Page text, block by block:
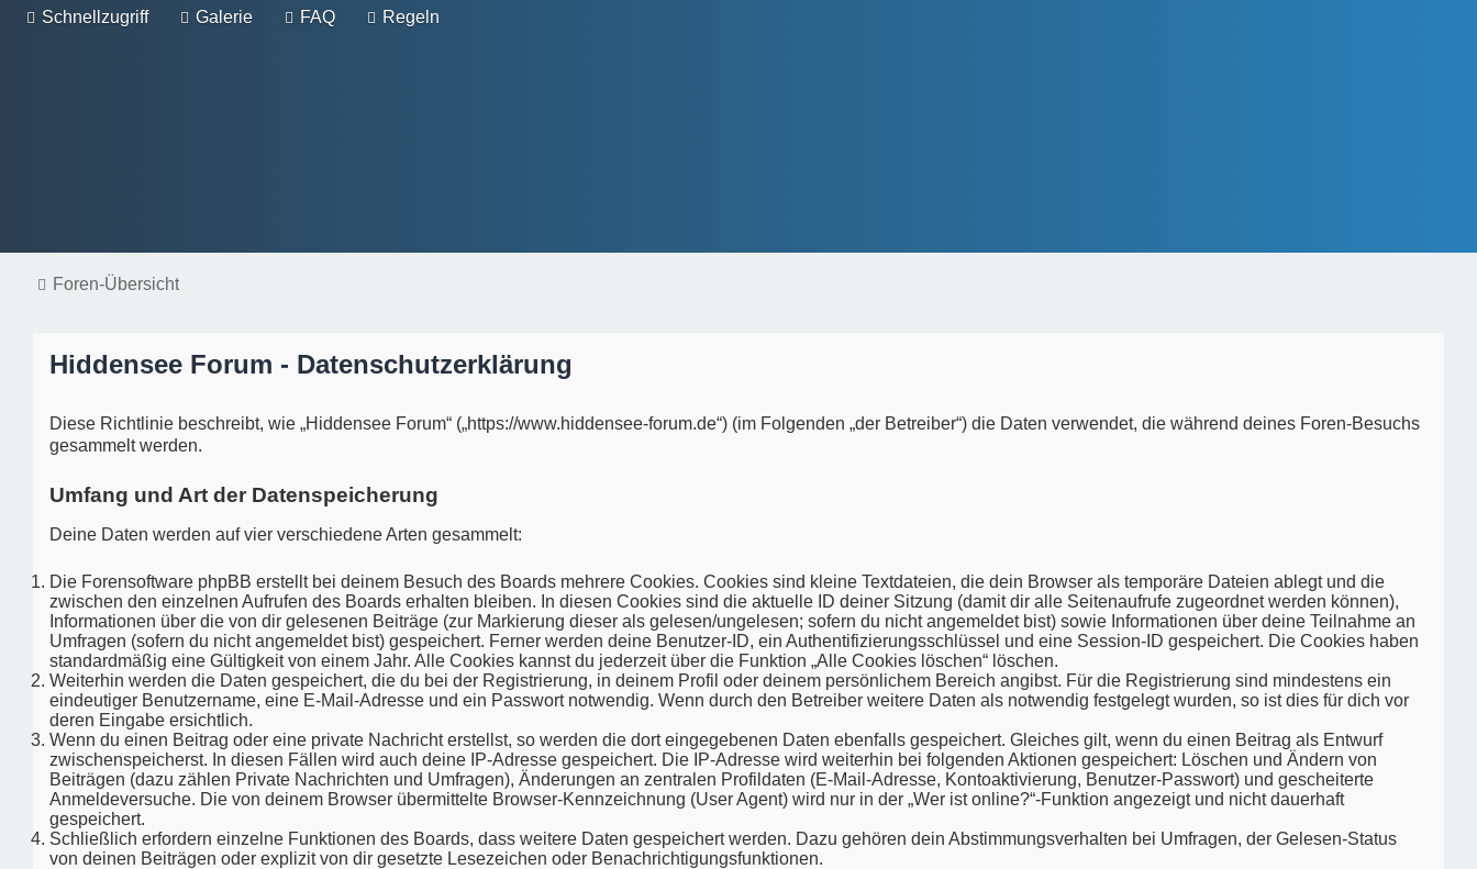
Schnellzugriff Galerie FAQ Regeln
Foren-Übersicht
Hiddensee Forum - Datenschutzerklärung
Diese Richtlinie beschreibt, wie „Hiddensee Forum“ („https://www.hiddensee-forum.de“) (im Folgenden „der Betreiber“) die Daten verwendet, die während deines Foren-Besuchs
gesammelt werden.
Umfang und Art der Datenspeicherung
Deine Daten werden auf vier verschiedene Arten gesammelt:
Die Forensoftware phpBB erstellt bei deinem Besuch des Boards mehrere Cookies. Cookies sind kleine Textdateien, die dein Browser als temporäre Dateien ablegt und die
zwischen den einzelnen Aufrufen des Boards erhalten bleiben. In diesen Cookies sind die aktuelle ID deiner Sitzung (damit dir alle Seitenaufrufe zugeordnet werden können),
Informationen über die von dir gelesenen Beiträge (zur Markierung dieser als gelesen/ungelesen; sofern du nicht angemeldet bist) sowie Informationen über deine Teilnahme an
Umfragen (sofern du nicht angemeldet bist) gespeichert. Ferner werden deine Benutzer-ID, ein Authentifizierungsschlüssel und eine Session-ID gespeichert. Die Cookies haben
standardmäßig eine Gültigkeit von einem Jahr. Alle Cookies kannst du jederzeit über die Funktion „Alle Cookies löschen“ löschen.
Weiterhin werden die Daten gespeichert, die du bei der Registrierung, in deinem Profil oder deinem persönlichem Bereich angibst. Für die Registrierung sind mindestens ein
eindeutiger Benutzername, eine E-Mail-Adresse und ein Passwort notwendig. Wenn durch den Betreiber weitere Daten als notwendig festgelegt wurden, so ist dies für dich vor
deren Eingabe ersichtlich.
Wenn du einen Beitrag oder eine private Nachricht erstellst, so werden die dort eingegebenen Daten ebenfalls gespeichert. Gleiches gilt, wenn du einen Beitrag als Entwurf
zwischenspeicherst. In diesen Fällen wird auch deine IP-Adresse gespeichert. Die IP-Adresse wird weiterhin bei folgenden Aktionen gespeichert: Löschen und Ändern von
Beiträgen (dazu zählen Private Nachrichten und Umfragen), Änderungen an zentralen Profildaten (E-Mail-Adresse, Kontoaktivierung, Benutzer-Passwort) und gescheiterte
Anmeldeversuche. Die von deinem Browser übermittelte Browser-Kennzeichnung (User Agent) wird nur in der „Wer ist online?“-Funktion angezeigt und nicht dauerhaft
gespeichert.
Schließlich erfordern einzelne Funktionen des Boards, dass weitere Daten gespeichert werden. Dazu gehören dein Abstimmungsverhalten bei Umfragen, der Gelesen-Status
von deinen Beiträgen oder explizit von dir gesetzte Lesezeichen oder Benachrichtigungsfunktionen.